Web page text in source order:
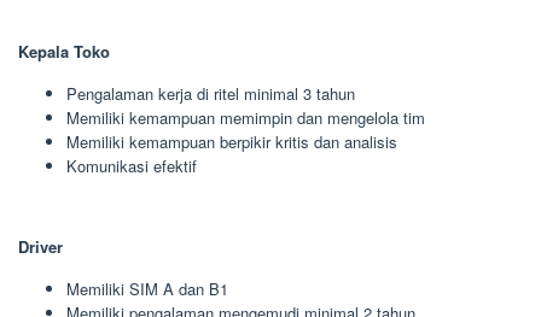
Kepala Toko
Pengalaman kerja di ritel minimal 3 tahun
Memiliki kemampuan memimpin dan mengelola tim
Memiliki kemampuan berpikir kritis dan analisis
Komunikasi efektif
Driver
Memiliki SIM A dan B1
Memiliki pengalaman mengemudi minimal 2 tahun